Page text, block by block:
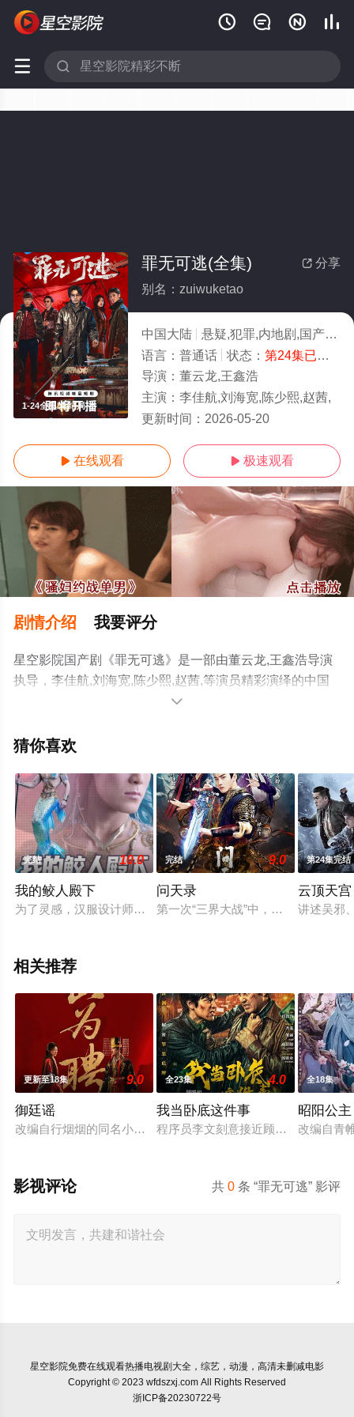
   
 
1-24全集/大结局
 分享
罪无可逃(全集)
别名：zuiwuketao
中国大陆 悬疑,犯罪,内地剧,国产
语言： 普通话 状态： 第24集已完结
导演： 董云龙,王鑫浩
主演： 李佳航,刘海宽,陈少熙,赵茜,
更新时间： 2026-05-20
 在线观看  极速观看
剧情介绍 我要评分
星空影院国产剧《罪无可逃》是一部由董云龙,王鑫浩导演
执导，李佳航,刘海宽,陈少熙,赵茜,等演员精彩演绎的中国
大陆电视剧，大结局剧情已揭晓（1-24全集），手机免费
更多相关信息可移步至豆瓣电视剧、电视猫或剧情网等平

猜你喜欢
完结 10.0
我的鲛人殿下
为了灵感，汉服设计师池晓瑜来到灯岛采风，结识了民宿老板归
完结 9.0
问天录
第一次“三界大战”中，妖帝为了达成
第24集完结
云顶天宫
讲述吴邪
相关推荐
更新至18集 9.0
御廷谣
改编自行烟烟的同名小说。孟廷辉，大平王朝有史以来个以女子
全23集 4.0
我当卧底这件事
程序员李文刻意接近顾婷，利用顾炎
全18集
昭阳公主
改编自青
共0 条 “罪无可逃” 影评
影视评论
星空影院免费在线观看热播电视剧大全，综艺，动漫，高清未删减电影
Copyright © 2023 wfdszxj.com All Rights Reserved
浙ICP备20230722号